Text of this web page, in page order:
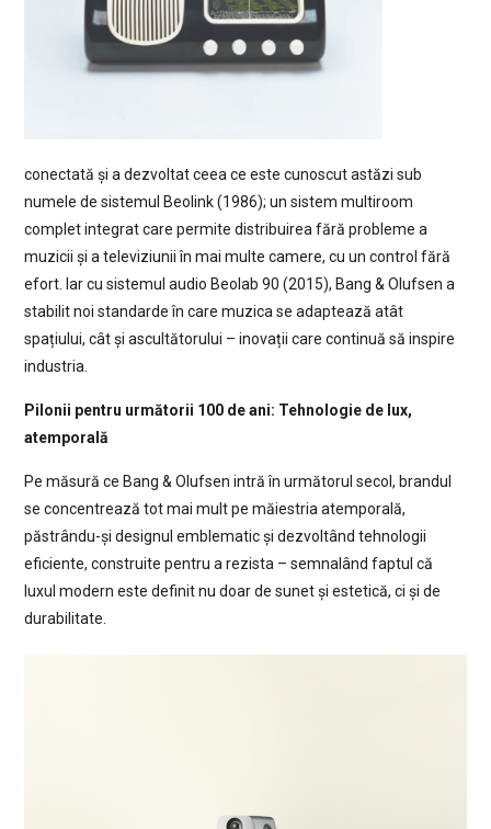
conectată și a dezvoltat ceea ce este cunoscut astăzi sub
numele de sistemul Beolink (1986); un sistem multiroom
complet integrat care permite distribuirea fără probleme a
muzicii și a televiziunii în mai multe camere, cu un control fără
efort. Iar cu sistemul audio Beolab 90 (2015), Bang & Olufsen a
stabilit noi standarde în care muzica se adaptează atât
spațiului, cât și ascultătorului – inovații care continuă să inspire
industria.
Pilonii pentru următorii 100 de ani: Tehnologie de lux,
atemporală
Pe măsură ce Bang & Olufsen intră în următorul secol, brandul
se concentrează tot mai mult pe măiestria atemporală,
păstrându-și designul emblematic și dezvoltând tehnologii
eficiente, construite pentru a rezista – semnalând faptul că
luxul modern este definit nu doar de sunet și estetică, ci și de
durabilitate.